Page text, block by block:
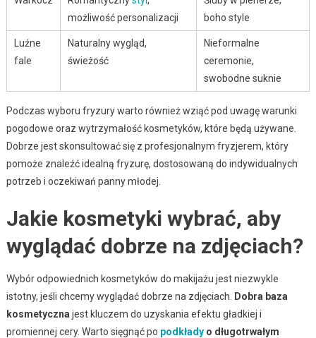
możliwość personalizacji
boho style
Luźne
fale
Naturalny wygląd,
świeżość
Nieformalne
ceremonie,
swobodne suknie
Podczas wyboru fryzury warto również wziąć pod uwagę warunki
pogodowe oraz wytrzymałość kosmetyków, które będą używane.
Dobrze jest skonsultować się z profesjonalnym fryzjerem, który
pomoże znaleźć idealną fryzurę, dostosowaną do indywidualnych
potrzeb i oczekiwań panny młodej.
Jakie kosmetyki wybrać, aby
wyglądać dobrze na zdjęciach?
Wybór odpowiednich kosmetyków do makijażu jest niezwykle
istotny, jeśli chcemy wyglądać dobrze na zdjęciach.
Dobra baza
kosmetyczna jest kluczem do uzyskania efektu gładkiej i
promiennej cery. Warto sięgnąć po podkładyo długotrwałym